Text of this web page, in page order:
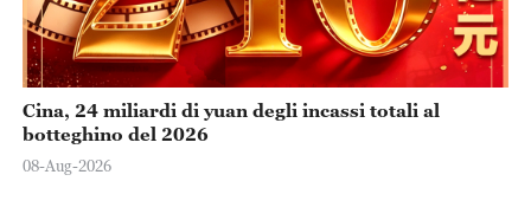
Cina, 24 miliardi di yuan degli incassi totali al
botteghino del 2026
08-Aug-2026